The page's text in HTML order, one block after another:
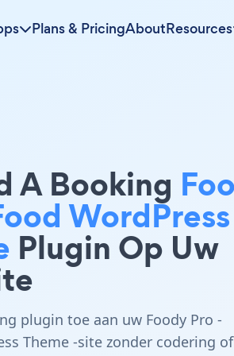
Plans & PricingAboutResources
A Booking
WordPress
Plugin Op Uw
plugin toe aan uw Foody Pro -
Theme -site zonder codering of